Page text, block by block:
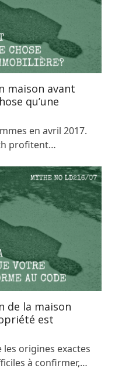
maison avant
qu’une
en avril 2017.
profitent…
de la maison
est
les origines exactes
à confirmer,…